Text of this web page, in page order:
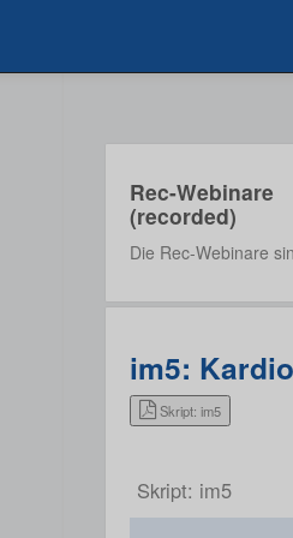
Rec-Webinare
(recorded)
Die Rec-Webinare
im5:
Skript: im5
Skript: im5